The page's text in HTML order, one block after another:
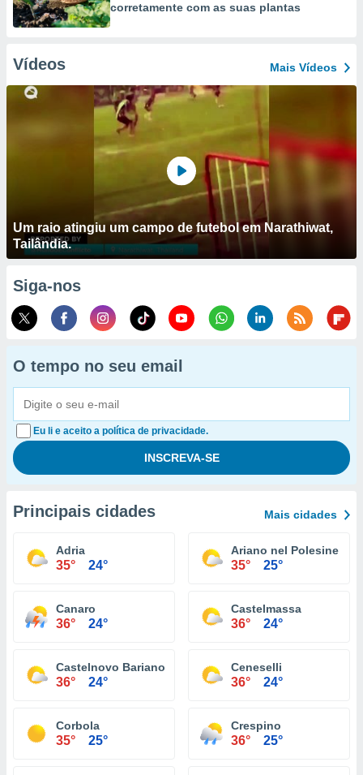
corretamente com as suas plantas
Vídeos Mais Vídeos
Um raio atingiu um campo de futebol em Narathiwat,
Tailândia.
Siga-nos
O tempo no seu email
Eu li e aceito a política de privacidade.
Principais cidades Mais cidades
Adria
35° 24°
Ariano nel Polesine
35° 25°
Canaro
36° 24°
Castelmassa
36° 24°
Castelnovo Bariano
36° 24°
Ceneselli
36° 24°
Corbola
35° 25°
Crespino
36° 25°